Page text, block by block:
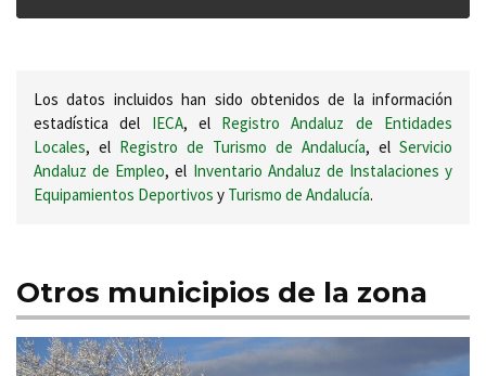
Los datos incluidos han sido obtenidos de la información
estadística del IECA, el Registro Andaluz de Entidades
Locales, el Registro de Turismo de Andalucía, el Servicio
Andaluz de Empleo, el Inventario Andaluz de Instalaciones y
Equipamientos Deportivos y Turismo de Andalucía.
Otros municipios de la zona